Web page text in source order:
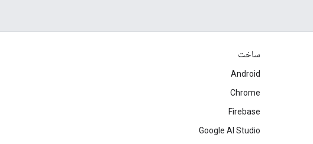
ساخت
Android
Chrome
Firebase
Google AI Studio